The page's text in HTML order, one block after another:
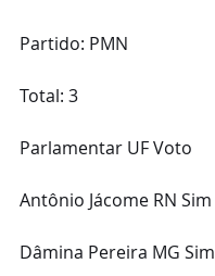
Partido: PMN
Total: 3
Parlamentar UF Voto
Antônio Jácome RN Sim
Dâmina Pereira MG Sim